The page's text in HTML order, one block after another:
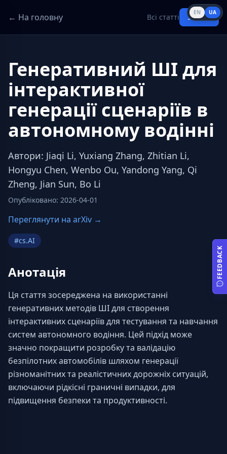
← На головну Всі статті Увійти
Генеративний ШІ для
інтерактивної
генерації сценаріїв в
автономному водінні
Автори: Jiaqi Li, Yuxiang Zhang, Zhitian Li,
Hongyu Chen, Wenbo Ou, Yandong Yang, Qi
Zheng, Jian Sun, Bo Li
Опубліковано: 2026-04-01
Переглянути на arXiv →
#cs.AI
Анотація
Ця стаття зосереджена на використанні
генеративних методів ШІ для створення
інтерактивних сценаріїв для тестування та навчання
систем автономного водіння. Цей підхід може
значно покращити розробку та валідацію
безпілотних автомобілів шляхом генерації
різноманітних та реалістичних дорожніх ситуацій,
включаючи рідкісні граничні випадки, для
підвищення безпеки та продуктивності.
EN UA
FEEDBACK